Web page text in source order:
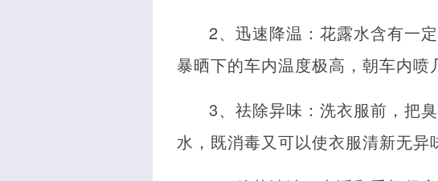
2、迅速降温：花露水含有一
暴晒下的车内温度极高，朝车内喷
3、祛除异味：洗衣服前，把
水，既消毒又可以使衣服清新无异